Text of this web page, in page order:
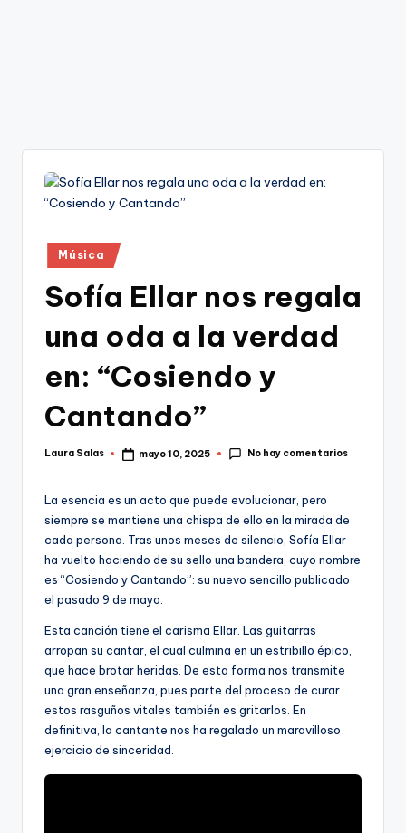
Publicado
en
Música
Sofía Ellar nos regala
una oda a la verdad
en: “Cosiendo y
Cantando”
Publicado
Laura Salas mayo 10, 2025 No hay comentarios
La esencia es un acto que puede evolucionar, pero
siempre se mantiene una chispa de ello en la mirada de
cada persona. Tras unos meses de silencio, Sofía Ellar
ha vuelto haciendo de su sello una bandera, cuyo nombre
es “Cosiendo y Cantando”: su nuevo sencillo publicado
el pasado 9 de mayo.
Esta canción tiene el carisma Ellar. Las guitarras
arropan su cantar, el cual culmina en un estribillo épico,
que hace brotar heridas. De esta forma nos transmite
una gran enseñanza, pues parte del proceso de curar
estos rasguños vitales también es gritarlos. En
definitiva, la cantante nos ha regalado un maravilloso
ejercicio de sinceridad.